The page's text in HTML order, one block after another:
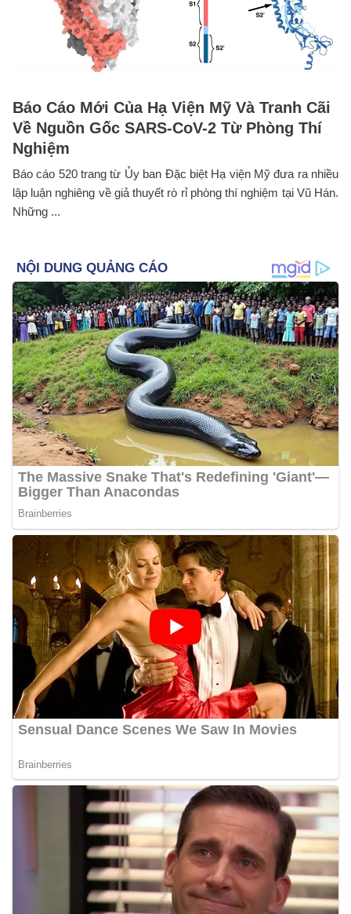
Báo Cáo Mới Của Hạ Viện Mỹ Và Tranh Cãi
Về Nguồn Gốc SARS-CoV-2 Từ Phòng Thí
Nghiệm
Báo cáo 520 trang từ Ủy ban Đặc biệt Hạ viện Mỹ đưa ra nhiều
lập luận nghiêng về giả thuyết rò rỉ phòng thí nghiệm tại Vũ Hán.
Những ...